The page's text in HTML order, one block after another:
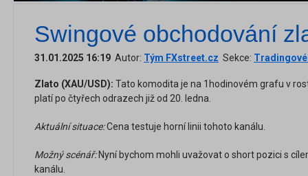
Swingové obchodování
31.01.2025 16:19 Autor: Tým FXstreet.cz Sekce: Tradingové
Zlato (XAU/USD): Tato komodita je na 1hodinovém grafu v
platí po čtyřech odrazech již od 20. ledna.
Aktuální situace:Cena testuje horní linii tohoto kanálu.
Možný scénář:Nyní bychom mohli uvažovat o short pozici s
kanálu.